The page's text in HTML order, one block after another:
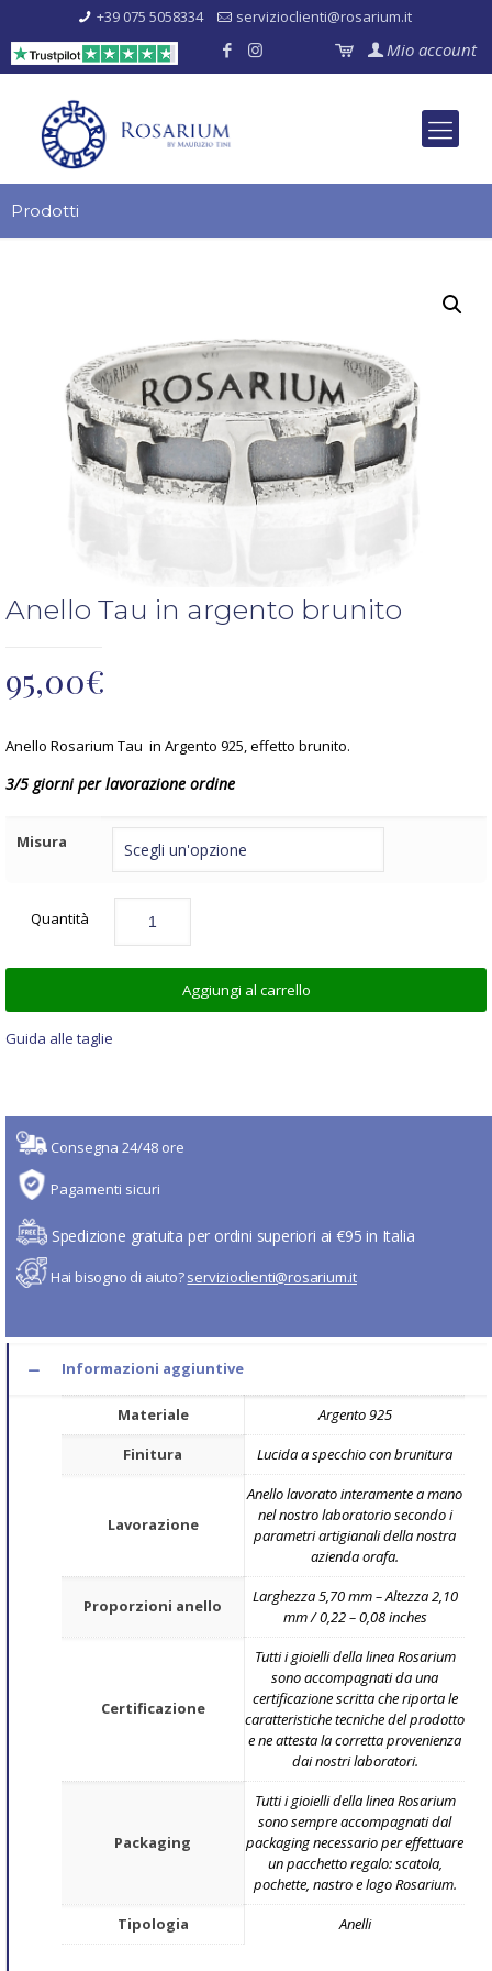
+39 075 5058334 servizioclienti@rosarium.it
Mio account
Prodotti
Anello Tau in argento brunito
95,00€
Anello Rosarium Tau in Argento 925, effetto brunito.
3/5 giorni per lavorazione ordine
Misura
Quantità
Aggiungi al carrello
Guida alle taglie
Consegna 24/48 ore
Pagamenti sicuri
Spedizione gratuita per ordini superiori ai €95 in Italia
Hai bisogno di aiuto?servizioclienti@rosarium.it
Informazioni aggiuntive
Materiale
Argento 925
Finitura
Lucida a specchio con brunitura
Lavorazione
Anello lavorato interamente a mano
nel nostro laboratorio secondo i
parametri artigianali della nostra
azienda orafa.
Proporzioni anello
Larghezza 5,70 mm – Altezza 2,10
mm / 0,22 – 0,08 inches
Certificazione
Tutti i gioielli della linea Rosarium
sono accompagnati da una
certificazione scritta che riporta le
caratteristiche tecniche del prodotto
e ne attesta la corretta provenienza
dai nostri laboratori.
Packaging
Tutti i gioielli della linea Rosarium
sono sempre accompagnati dal
packaging necessario per effettuare
un pacchetto regalo: scatola,
pochette, nastro e logo Rosarium.
Tipologia
Anelli